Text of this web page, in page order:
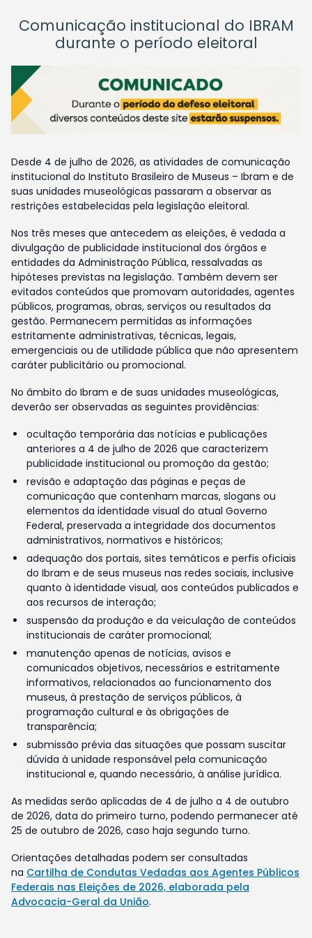
Comunicação institucional do IBRAM
durante o período eleitoral
Desde 4 de julho de 2026, as atividades de comunicação
institucional do Instituto Brasileiro de Museus – Ibram e de
suas unidades museológicas passaram a observar as
restrições estabelecidas pela legislação eleitoral.
Nos três meses que antecedem as eleições, é vedada a
divulgação de publicidade institucional dos órgãos e
entidades da Administração Pública, ressalvadas as
hipóteses previstas na legislação. Também devem ser
evitados conteúdos que promovam autoridades, agentes
públicos, programas, obras, serviços ou resultados da
gestão. Permanecem permitidas as informações
estritamente administrativas, técnicas, legais,
emergenciais ou de utilidade pública que não apresentem
caráter publicitário ou promocional.
No âmbito do Ibram e de suas unidades museológicas,
deverão ser observadas as seguintes providências:
ocultação temporária das notícias e publicações
anteriores a 4 de julho de 2026 que caracterizem
publicidade institucional ou promoção da gestão;
revisão e adaptação das páginas e peças de
comunicação que contenham marcas, slogans ou
elementos da identidade visual do atual Governo
Federal, preservada a integridade dos documentos
administrativos, normativos e históricos;
adequação dos portais, sites temáticos e perfis oficiais
do Ibram e de seus museus nas redes sociais, inclusive
quanto à identidade visual, aos conteúdos publicados e
aos recursos de interação;
suspensão da produção e da veiculação de conteúdos
institucionais de caráter promocional;
manutenção apenas de notícias, avisos e
comunicados objetivos, necessários e estritamente
informativos, relacionados ao funcionamento dos
museus, à prestação de serviços públicos, à
programação cultural e às obrigações de
transparência;
submissão prévia das situações que possam suscitar
dúvida à unidade responsável pela comunicação
institucional e, quando necessário, à análise jurídica.
As medidas serão aplicadas de 4 de julho a 4 de outubro
de 2026, data do primeiro turno, podendo permanecer até
25 de outubro de 2026, caso haja segundo turno.
Orientações detalhadas podem ser consultadas
na Cartilha de Condutas Vedadas aos Agentes Públicos
Federais nas Eleições de 2026, elaborada pela
Advocacia-Geral da União.